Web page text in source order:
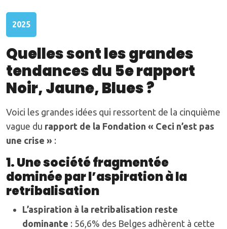
2025
Quelles sont les grandes
tendances du 5e rapport
Noir, Jaune, Blues ?
Voici les grandes idées qui ressortent de la cinquième
vague du rapport de la Fondation « Ceci n’est pas
une crise » :
1. Une société fragmentée
dominée par l’aspiration à la
retribalisation
L’aspiration à la retribalisation reste
dominante : 56,6% des Belges adhèrent à cette